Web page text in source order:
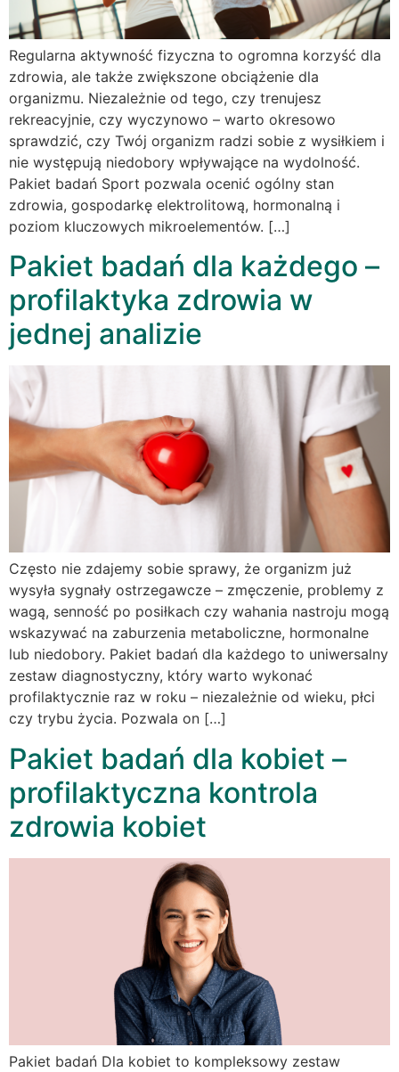
Regularna aktywność fizyczna to ogromna korzyść dla
zdrowia, ale także zwiększone obciążenie dla
organizmu. Niezależnie od tego, czy trenujesz
rekreacyjnie, czy wyczynowo – warto okresowo
sprawdzić, czy Twój organizm radzi sobie z wysiłkiem i
nie występują niedobory wpływające na wydolność.
Pakiet badań Sport pozwala ocenić ogólny stan
zdrowia, gospodarkę elektrolitową, hormonalną i
poziom kluczowych mikroelementów. […]
Pakiet badań dla każdego –
profilaktyka zdrowia w
jednej analizie
Często nie zdajemy sobie sprawy, że organizm już
wysyła sygnały ostrzegawcze – zmęczenie, problemy z
wagą, senność po posiłkach czy wahania nastroju mogą
wskazywać na zaburzenia metaboliczne, hormonalne
lub niedobory. Pakiet badań dla każdego to uniwersalny
zestaw diagnostyczny, który warto wykonać
profilaktycznie raz w roku – niezależnie od wieku, płci
czy trybu życia. Pozwala on […]
Pakiet badań dla kobiet –
profilaktyczna kontrola
zdrowia kobiet
Pakiet badań Dla kobiet to kompleksowy zestaw